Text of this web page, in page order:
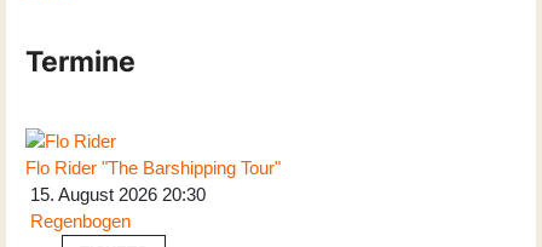
Termine
Flo Rider "The Barshipping Tour"
15. August 2026 20:30
Regenbogen